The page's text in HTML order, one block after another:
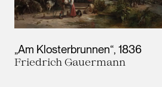
„Am Klosterbrunnen“ 1836
Friedrich Gauermann